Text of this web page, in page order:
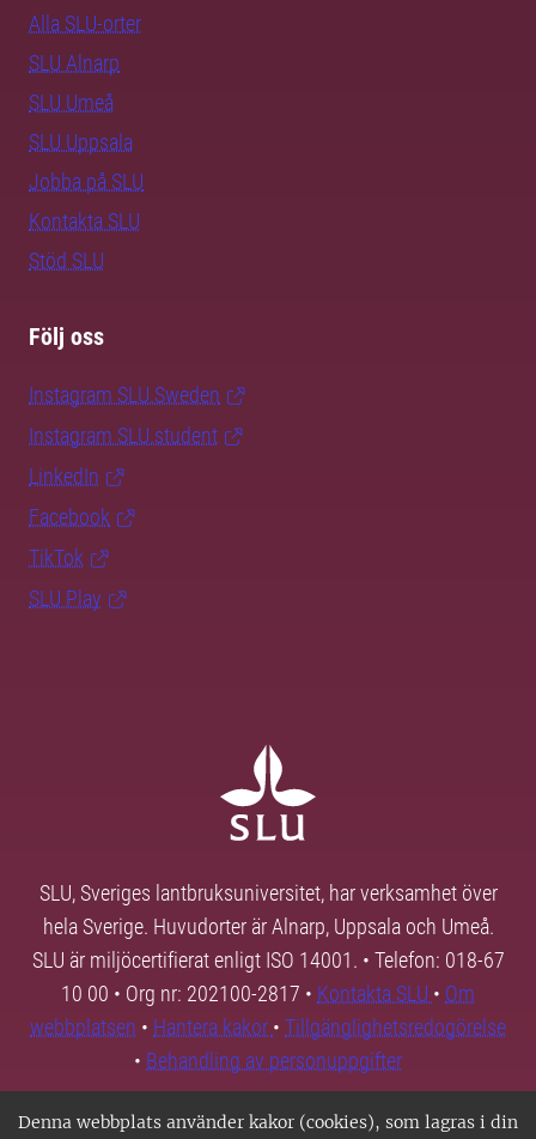
Denna webbplats använder kakor (cookies), som lagras i din
Alla SLU-orter
SLU Alnarp
SLU Umeå
SLU Uppsala
Jobba på SLU
Kontakta SLU
Stöd SLU
Följ oss
Instagram SLU.Sweden
Instagram SLU.student
LinkedIn
Facebook
TikTok
SLU Play
SLU, Sveriges lantbruksuniversitet, har verksamhet över
hela Sverige. Huvudorter är Alnarp, Uppsala och Umeå.
SLU är miljöcertifierat enligt ISO 14001. • Telefon: 018-67
10 00 • Org nr: 202100-2817 • Kontakta SLU • Om
webbplatsen • Hantera kakor • Tillgänglighetsredogörelse
• Behandling av personuppgifter